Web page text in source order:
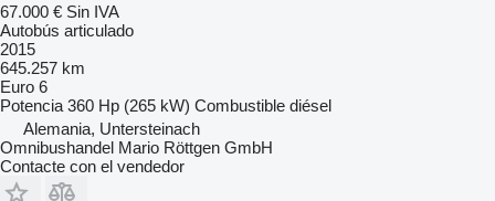
67.000 € Sin IVA
Autobús articulado
2015
645.257 km
Euro 6
Potencia 360 Hp (265 kW) Combustible diésel
Alemania, Untersteinach
Omnibushandel Mario Röttgen GmbH
Contacte con el vendedor